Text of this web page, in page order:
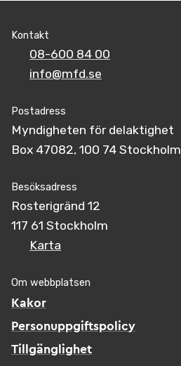
Kontakt
08-600 84 00
info@mfd.se
Postadress
Myndigheten för delaktighet
Box 47082, 100 74 Stockholm
Besöksadress
Rosterigränd 12
117 61 Stockholm
Karta
Om webbplatsen
Kakor
Personuppgiftspolicy
Tillgänglighet